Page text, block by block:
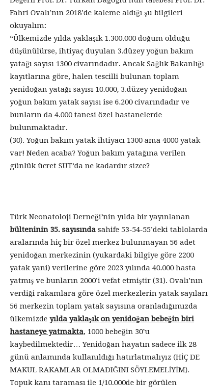
Fahri Ovalı’nın 2018’de kaleme aldığı şu bilgileri
okuyalım:
“Ülkemizde yılda yaklaşık 1.300.000 doğum olduğu
düşünülürse, ihtiyaç duyulan 3.düzey yoğun bakım
yatağı sayısı 1300 civarındadır. Ancak Sağlık Bakanlığı
kayıtlarına göre, halen tescilli bulunan toplam
yenidoğan yatağı sayısı 10.000, 3.düzey yenidoğan
yoğun bakım yatak sayısı ise 6.200 civarındadır ve
bunların da 4.000 tanesi özel hastanelerde
bulunmaktadır.
(30). Yoğun bakım yatak ihtiyacı 1300 ama 4000 yatak
var! Neden acaba? Yoğun bakım yatağına verilen
günlük ücret SUT’da ne kadardır sizce?
Türk Neonatoloji Derneği’nin yılda bir yayınlanan
bülteninin 35. sayısında sahife 53-54-55’deki tablolarda
aralarında hiç bir özel merkez bulunmayan 56 adet
yenidoğan merkezinin (yukardaki bilgiye göre 2200
yatak yani) verilerine göre 2023 yılında 40.000 hasta
yatmış ve bunların 2000’i vefat etmiştir (31). Ovalı’nın
verdiği rakamlara göre özel merkezlerin yatak sayıları
56 merkezin toplam yatak sayısına oranladığımızda
ülkemizde yılda yaklaşık on yenidoğan bebeğin biri
hastaneye yatmakta, 1000 bebeğin 30’u
kaybedilmektedir… Yenidoğan hayatın sadece ilk 28
günü anlamında kullanıldığı hatırlatmalıyız (HİÇ DE
MAKUL RAKAMLAR OLMADIĞINI SÖYLEMELİYİM).
Topuk kanı taraması ile 1/10.000de bir görülen